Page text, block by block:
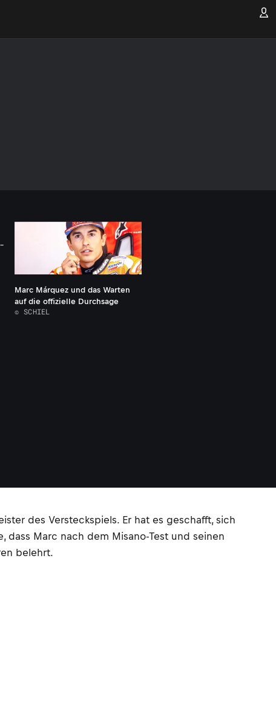
Marc Márquez und das Warten
auf die offizielle Durchsage
© SCHIEL
des Versteckspiels. Er hat es geschafft, sich
Marc nach dem Misano-Test und seinen
belehrt.